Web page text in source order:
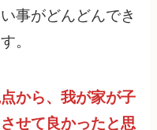
事がどんどんでき
。
から、我が家が子
せて良かったと思